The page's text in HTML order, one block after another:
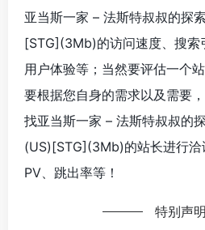
亚当斯一家 – 法斯特叔叔的探
[STG](3Mb)的访问速度、搜索
用户体验等；当然要评估一个
要根据您自身的需求以及需要
找亚当斯一家 – 法斯特叔叔的
(US)[STG](3Mb)的站长进行洽
PV、跳出率等！
特别声明